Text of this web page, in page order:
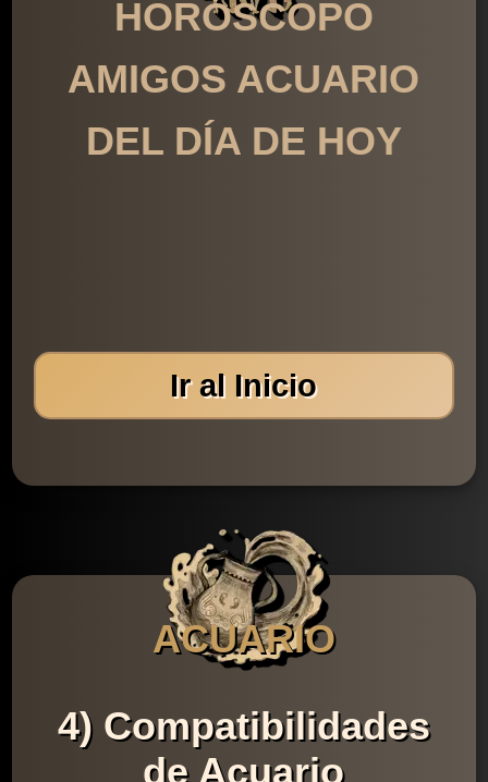
HORÓSCOPO
AMIGOS ACUARIO
DEL DÍA DE HOY
Ir al Inicio
ACUARIO
4) Compatibilidades
de Acuario